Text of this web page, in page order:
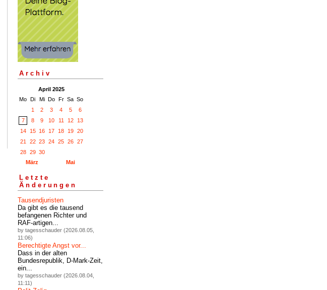
Archiv
April 2025
Mo Di Mi Do Fr Sa So
1
2 3 4 5
6
7
8 9 10 11 12
13
14
15 16 17 18 19
20
21
22 23 24 25 26
27
28
29 30
März
Mai
Letzte
Änderungen
Tausendjuristen
Da gibt es die tausend
befangenen Richter und
RAF-artigen...
by tagesschauder (2026.08.05,
11:06)
Berechtigte Angst vor...
Dass in der alten
Bundesrepublik, D-Mark-Zeit,
ein...
by tagesschauder (2026.08.04,
11:11)